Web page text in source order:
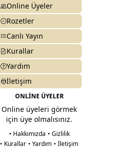
Online Üyeler
Rozetler
Canlı Yayın
Kurallar
Yardım
İletişim
ONLİNE ÜYELER
Online üyeleri görmek
için üye olmalısınız.
• Hakkımızda • Gizlilik
• Kurallar • Yardım • İletişim